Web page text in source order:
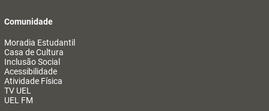
Comunidade
Moradia Estudantil
Casa de Cultura
Inclusão Social
Acessibilidade
Atividade Física
TV UEL
UEL FM